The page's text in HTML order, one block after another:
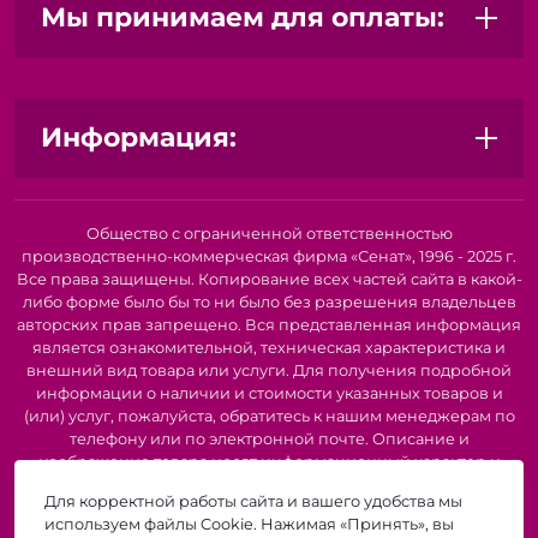
Профессиональных художников:Отличный вариант
Мы принимаем для оплаты:
Информация:
Общество с ограниченной ответственностью
производственно-коммерческая фирма «Сенат», 1996 - 2025 г.
Все права защищены. Копирование всех частей сайта в какой-
либо форме было бы то ни было без разрешения владельцев
авторских прав запрещено. Вся представленная информация
является ознакомительной, техническая характеристика и
внешний вид товара или услуги. Для получения подробной
информации о наличии и стоимости указанных товаров и
(или) услуг, пожалуйста, обратитесь к нашим менеджерам по
телефону или по электронной почте. Описание и
изображение товара носят информационный характер и
представленных в технической документации производителя.
Производители о предоставлении за собой права на
Для корректной работы сайта и вашего удобства мы
используем файлы Cookie. Нажимая «Принять», вы